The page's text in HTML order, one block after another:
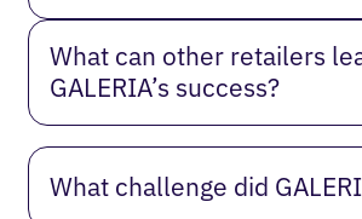
What can other retailers
GALERIA’s success?
What challenge did